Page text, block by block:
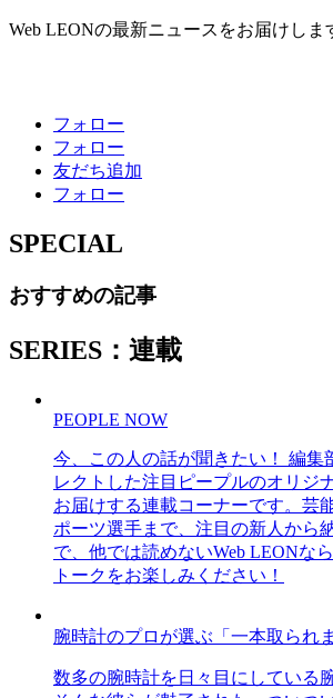
Web LEONの最新ニュースをお届けしま
フォロー
フォロー
友だち追加
フォロー
SPECIAL
おすすめの記事
SERIES：連載
PEOPLE NOW
今、この人の話が聞きたい！ 編集
レクトした注目ピープルのオリジ
お届けする連載コーナーです。芸
ポーツ選手まで、注目の新人から
で、他では読めないWeb LEONな
トークをお楽しみください！
腕時計のプロが選ぶ「一本取られ
数多の腕時計を日々目にしている